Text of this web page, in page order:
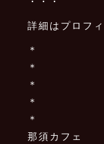
詳細はプロフ
＊
＊
＊
＊
＊
那須カフェ